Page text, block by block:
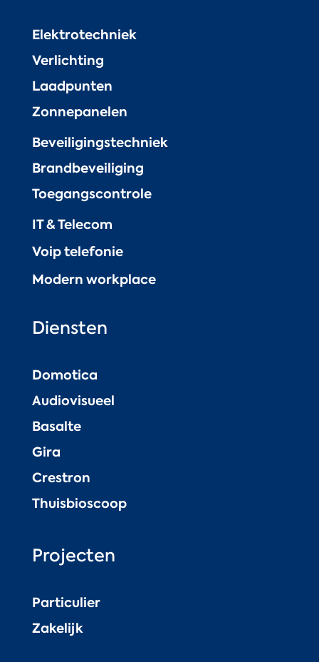
Elektrotechniek
Verlichting
Laadpunten
Zonnepanelen
Beveiligingstechniek
Brandbeveiliging
Toegangscontrole
IT & Telecom
Voip telefonie
Modern workplace
Diensten
Domotica
Audiovisueel
Basalte
Gira
Crestron
Thuisbioscoop
Projecten
Particulier
Zakelijk